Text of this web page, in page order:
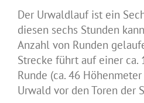
Der Urwaldlauf ist ein
diesen sechs Stunden
Anzahl von Runden
Strecke führt auf einer ca.
Runde (ca. 46
Urwald vor den Toren der